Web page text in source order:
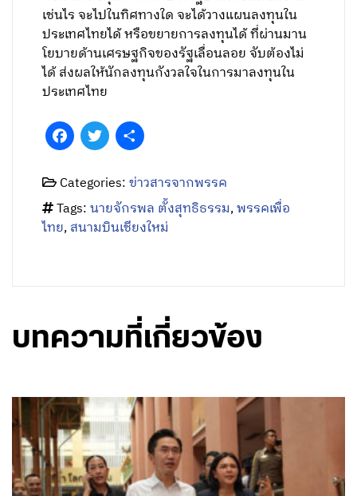
เช่นไร จะไปในทิศทางใด จะได้วางแผนลงทุนใน
ประเทศไทยได้ หรือขยายการลงทุนได้ ที่ผ่านมาน
โยบายด้านเศรษฐกิจของรัฐเลื่อนลอย จับต้องไม่
ได้ ส่งผลให้นักลงทุนกังวลใจในการมาลงทุนใน
ประเทศไทย
FacebookTwitter
Categories:ข่าวสารจากพรรค
Tags:นายจักรพล ตั้งสุทธิธรรม,พรรคเพื่อ
ไทย,สนามบินเชียงใหม่
บทความที่เกี่ยวข้อง